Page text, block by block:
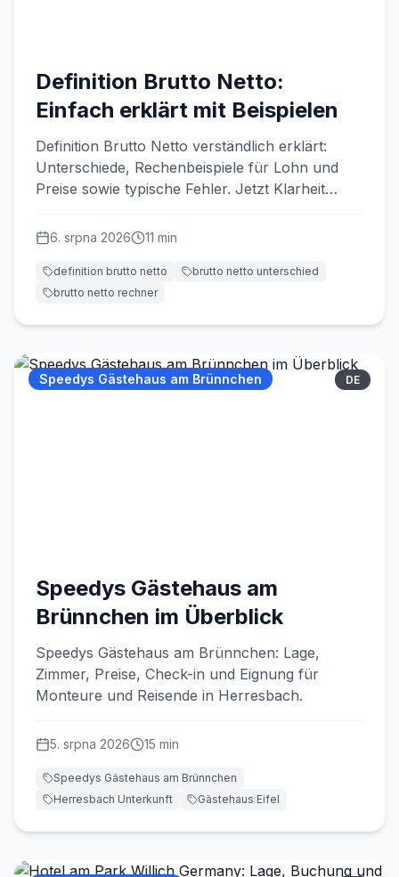
Definition Brutto Netto:
Einfach erklärt mit Beispielen
Definition Brutto Netto verständlich erklärt:
Unterschiede, Rechenbeispiele für Lohn und
Preise sowie typische Fehler. Jetzt Klarheit
6. srpna 2026 11 min
definition brutto netto
brutto netto unterschied
brutto netto rechner
Speedys Gästehaus am Brünnchen DE
Speedys Gästehaus am
Brünnchen im Überblick
Speedys Gästehaus am Brünnchen: Lage,
Zimmer, Preise, Check-in und Eignung für
Monteure und Reisende in Herresbach.
5. srpna 2026 15 min
Speedys Gästehaus am Brünnchen
Herresbach Unterkunft
Gästehaus Eifel